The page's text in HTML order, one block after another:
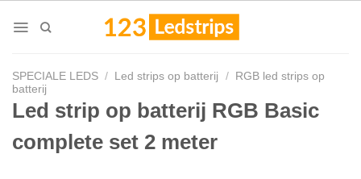
SPECIALE LEDS / Led strips op batterij / RGB led strips op
batterij
Led strip op batterij RGB Basic
complete set 2 meter